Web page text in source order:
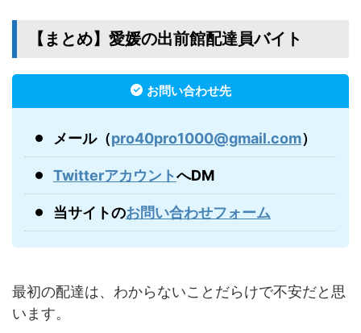
【まとめ】愛媛の出前館配達員バイト
お問い合わせ先
メール（pro40pro1000@gmail.com）
TwitterアカウントへDM
当サイトのお問い合わせフォーム
最初の配達は、わからないことだらけで不安だと思
います。